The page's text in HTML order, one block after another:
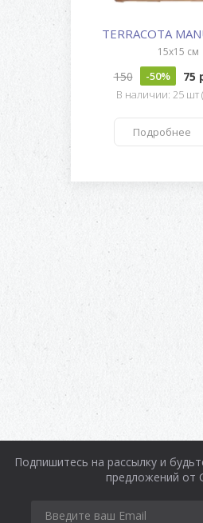
TERRACOTA
15x15 см
150 -50% 75
В наличии: 25 шт
Подробнее
Подпишитесь на рассылку и
предложений от